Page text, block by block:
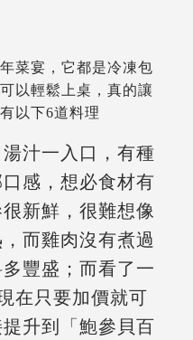
菜宴，它都是冷凍包
以輕鬆上桌，真的讓
以下6道料理
汁一入口，有種
感，想必食材有
新鮮，很難想像
而雞肉沒有煮過
豐盛；而看了一
在只要加價就可
升到「鮑參貝百